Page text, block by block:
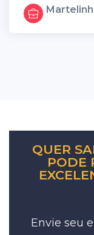
QUER
PODE
Envie seu